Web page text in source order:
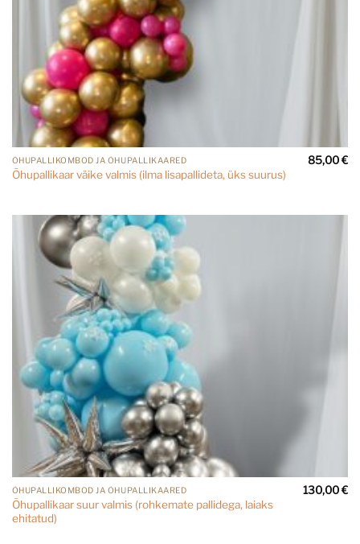
ÕHUPALLIKOMBOD JA ÕHUPALLIKAARED
Õhupallikaar väike valmis (ilma lisapallideta, üks suurus)
85,00€
ÕHUPALLIKOMBOD JA ÕHUPALLIKAARED
Õhupallikaar suur valmis (rohkemate pallidega, laiaks
ehitatud)
130,00€